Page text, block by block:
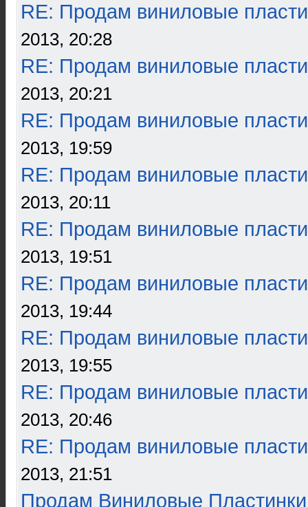
RE: Продам виниловые
2013, 20:28
RE: Продам виниловые
2013, 20:21
RE: Продам виниловые
2013, 19:59
RE: Продам виниловые
2013, 20:11
RE: Продам виниловые
2013, 19:51
RE: Продам виниловые
2013, 19:44
RE: Продам виниловые
2013, 19:55
RE: Продам виниловые
2013, 20:46
RE: Продам виниловые
2013, 21:51
Продам Виниловые Пластинки